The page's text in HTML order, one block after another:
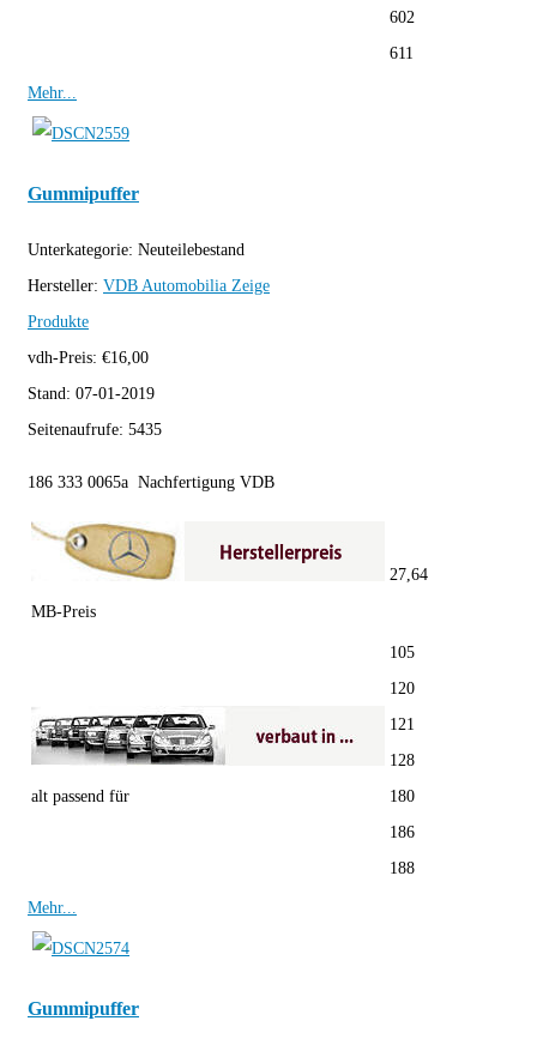
602
611
Mehr...
Gummipuffer
Unterkategorie: Neuteilebestand
Hersteller: VDB Automobilia Zeige
Produkte
vdh-Preis: €16,00
Stand: 07-01-2019
Seitenaufrufe: 5435
186 333 0065a Nachfertigung VDB
MB-Preis
27,64
alt passend für
105
120
121
128
180
186
188
Mehr...
Gummipuffer